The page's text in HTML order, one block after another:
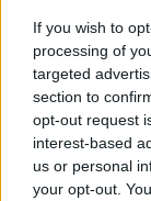
If you wish to
processing of
targeted
section to
opt-out request
interest-based
us or personal
your opt-out.
PROVOCATORE
"Sono
Malgioglio
cosa pensa
21/06/2023